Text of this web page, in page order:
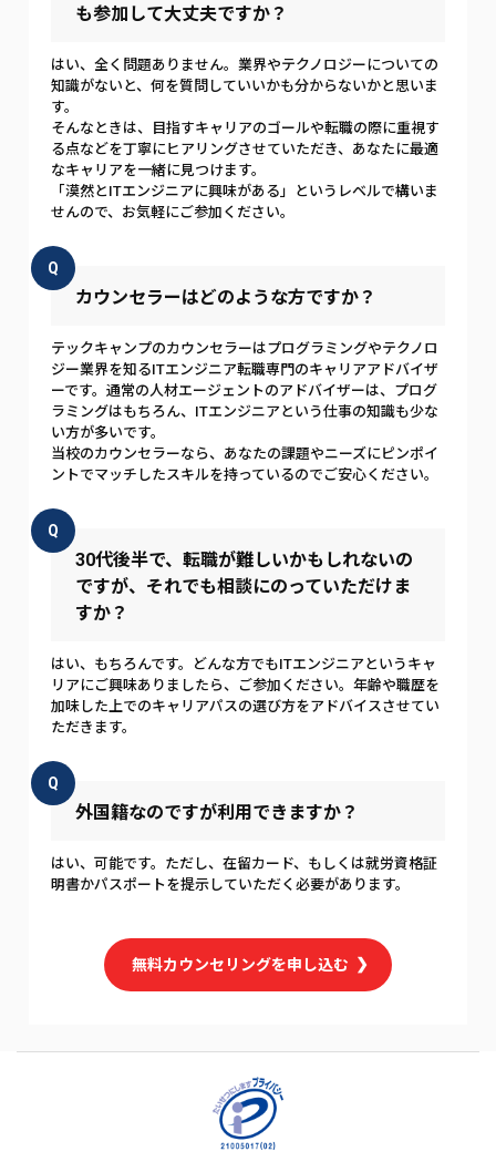
も参加して大丈夫ですか？
はい、全く問題ありません。業界やテクノロジーについての
知識がないと、何を質問していいかも分からないかと思いま
す。
そんなときは、目指すキャリアのゴールや転職の際に重視す
る点などを丁寧にヒアリングさせていただき、あなたに最適
なキャリアを一緒に見つけます。
「漠然とITエンジニアに興味がある」というレベルで構いま
せんので、お気軽にご参加ください。
Q
カウンセラーはどのような方ですか？
テックキャンプのカウンセラーはプログラミングやテクノロ
ジー業界を知るITエンジニア転職専門のキャリアアドバイザ
ーです。通常の人材エージェントのアドバイザーは、プログ
ラミングはもちろん、ITエンジニアという仕事の知識も少な
い方が多いです。
当校のカウンセラーなら、あなたの課題やニーズにピンポイ
ントでマッチしたスキルを持っているのでご安心ください。
Q
30代後半で、転職が難しいかもしれないの
ですが、それでも相談にのっていただけま
すか？
はい、もちろんです。どんな方でもITエンジニアというキャ
リアにご興味ありましたら、ご参加ください。年齢や職歴を
加味した上でのキャリアパスの選び方をアドバイスさせてい
ただきます。
Q
外国籍なのですが利用できますか？
はい、可能です。ただし、在留カード、もしくは就労資格証
明書かパスポートを提示していただく必要があります。
無料カウンセリングを申し込む